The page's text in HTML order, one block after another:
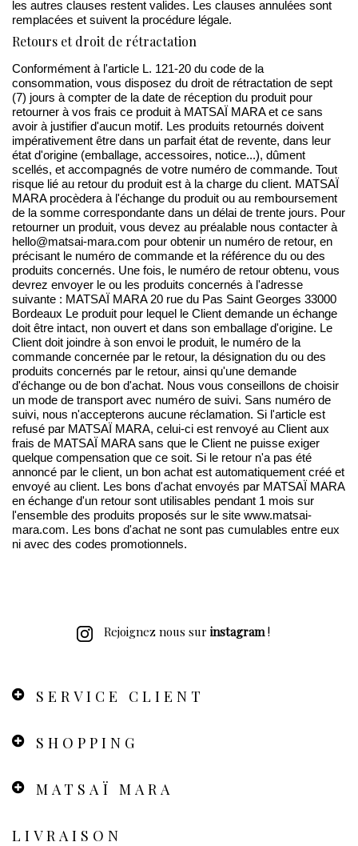
les autres clauses restent valides. Les clauses annulées sont
remplacées et suivent la procédure légale.
Retours et droit de rétractation
Conformément à l'article L. 121-20 du code de la
consommation, vous disposez du droit de rétractation de sept
(7) jours à compter de la date de réception du produit pour
retourner à vos frais ce produit à MATSAÏ MARA et ce sans
avoir à justifier d'aucun motif. Les produits retournés doivent
impérativement être dans un parfait état de revente, dans leur
état d'origine (emballage, accessoires, notice...), dûment
scellés, et accompagnés de votre numéro de commande. Tout
risque lié au retour du produit est à la charge du client. MATSAÏ
MARA procèdera à l'échange du produit ou au remboursement
de la somme correspondante dans un délai de trente jours. Pour
retourner un produit, vous devez au préalable nous contacter à
hello@matsai-mara.com pour obtenir un numéro de retour, en
précisant le numéro de commande et la référence du ou des
produits concernés. Une fois, le numéro de retour obtenu, vous
devrez envoyer le ou les produits concernés à l'adresse
suivante : MATSAÏ MARA 20 rue du Pas Saint Georges 33000
Bordeaux Le produit pour lequel le Client demande un échange
doit être intact, non ouvert et dans son emballage d'origine. Le
Client doit joindre à son envoi le produit, le numéro de la
commande concernée par le retour, la désignation du ou des
produits concernés par le retour, ainsi qu'une demande
d'échange ou de bon d'achat. Nous vous conseillons de choisir
un mode de transport avec numéro de suivi. Sans numéro de
suivi, nous n'accepterons aucune réclamation. Si l'article est
refusé par MATSAÏ MARA, celui-ci est renvoyé au Client aux
frais de MATSAÏ MARA sans que le Client ne puisse exiger
quelque compensation que ce soit. Si le retour n'a pas été
annoncé par le client, un bon achat est automatiquement créé et
envoyé au client. Les bons d'achat envoyés par MATSAÏ MARA
en échange d'un retour sont utilisables pendant 1 mois sur
l'ensemble des produits proposés sur le site www.matsai-
mara.com. Les bons d'achat ne sont pas cumulables entre eux
ni avec des codes promotionnels.
Rejoignez nous sur instagram!
SERVICE CLIENT
SHOPPING
MATSAÏ MARA
LIVRAISON